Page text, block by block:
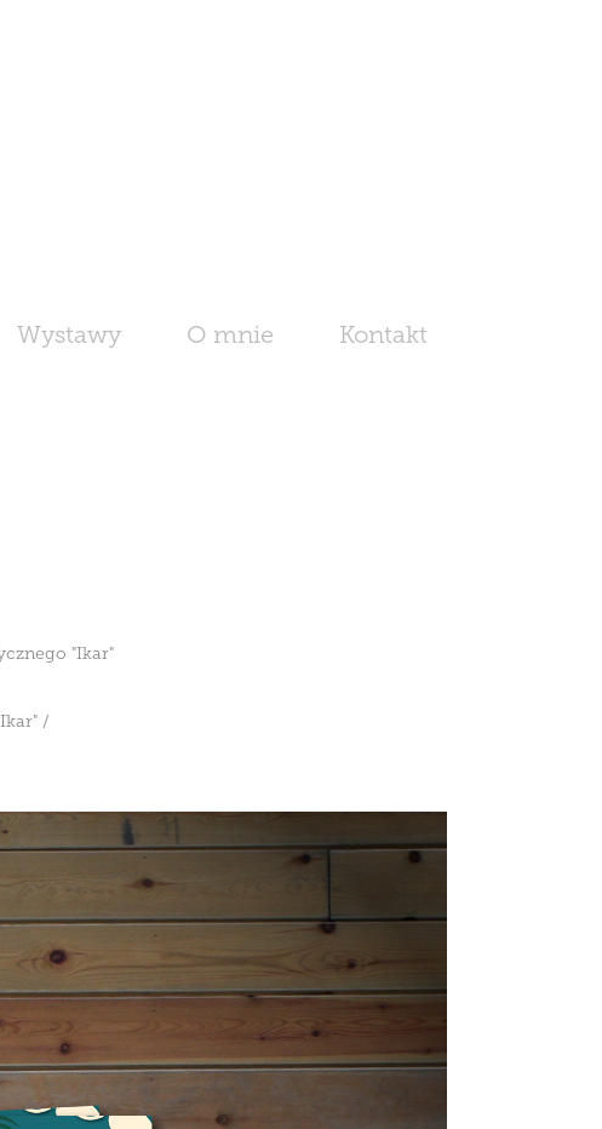
Wystawy O mnie Kontakt
"Ikar"
/